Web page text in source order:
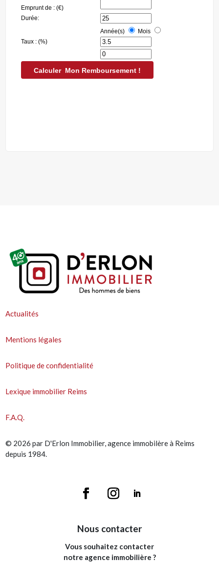
Actualités
Mentions légales
Politique de confidentialité
Lexique immobilier Reims
F.A.Q.
© 2026 par D'Erlon Immobilier, agence immobilère à Reims
depuis 1984.
Nous contacter
Vous souhaitez contacter
notre agence immobilière ?